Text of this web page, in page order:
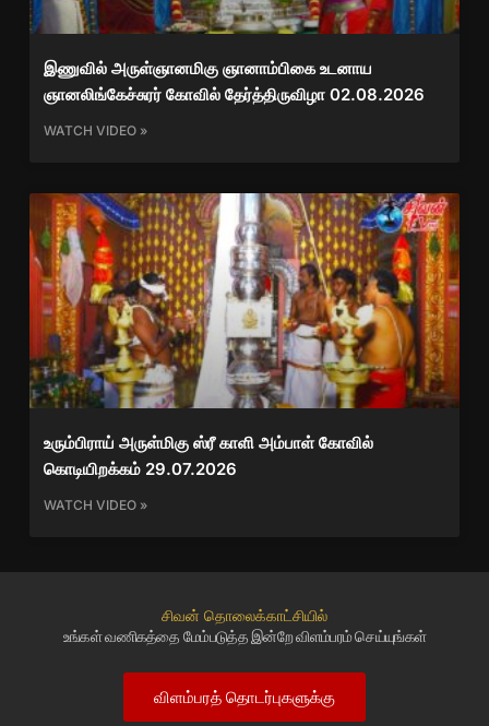
இணுவில் அருள்ஞானமிகு ஞானாம்பிகை உடனாய
ஞானலிங்கேச்சுரர் கோவில் தேர்த்திருவிழா 02.08.2026
WATCH VIDEO »
உரும்பிராய் அருள்மிகு ஸ்ரீ காளி அம்பாள் கோவில்
கொடியிறக்கம் 29.07.2026
WATCH VIDEO »
சிவன் தொலைக்காட்சியில்
உங்கள் வணிகத்தை மேம்படுத்த இன்றே விளம்பரம் செய்யுங்கள்
விளம்பரத் தொடர்புகளுக்கு